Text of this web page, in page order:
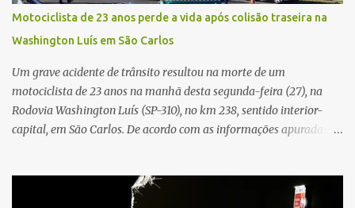
Conforme o boletim, um menino de aproximadamente 10 anos
relatou ter visto a Spin passando pelo local fazendo um forte ruído,
característica compatível com o problema mecânico que o veículo
já apresentava antes do furto. O carro possui seguro e, segundo a
v...
Motociclista de 23 anos perde a vida após colisão traseira na
Washington Luís em São Carlos
Um grave acidente de trânsito resultou na morte de um
motociclista de 23 anos na manhã desta segunda-feira (27), na
Rodovia Washington Luís (SP-310), no km 238, sentido interior-
capital, em São Carlos. De acordo com as informações apuradas no
veículo, o trânsito estava lento e congestionado devido a obras